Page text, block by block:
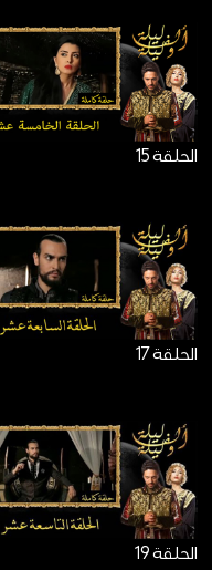
الحلقة 15
الحلقة 17
الحلقة 19